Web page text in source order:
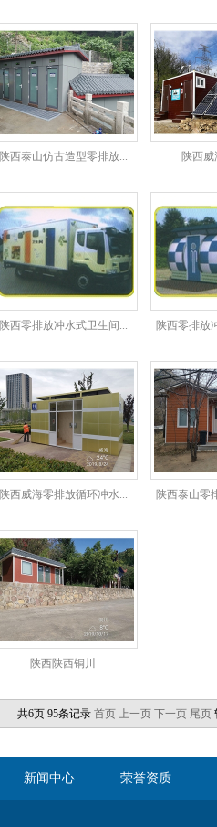
陕西泰山仿古造型零排放... 陕西
陕西零排放冲水式卫生间... 陕西零排放
陕西威海零排放循环冲水... 陕西泰山零
陕西陕西铜川
共6页 95条记录 首页 上一页 下一页 尾页
新闻中心 荣誉资质